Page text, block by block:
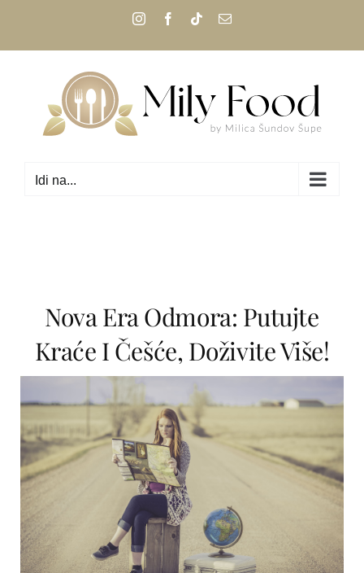
InstagramFacebook
TiktokEmail:
Idi na...
Nova Era Odmora: Putujte
Kraće I Češće, Doživite Više!